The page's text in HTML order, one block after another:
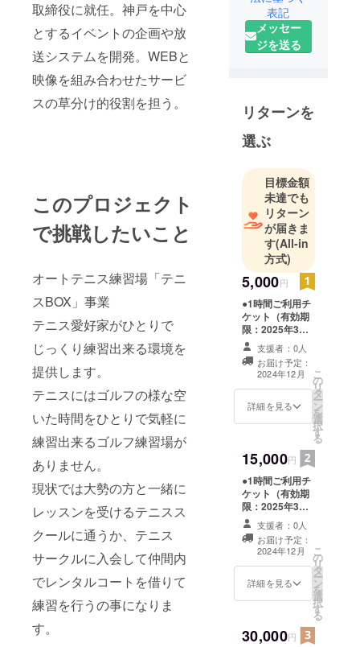
取締役に就任。神戸を中心
とするイベントの企画や放
送システムを開発。WEBと
映像を組み合わせたサービ
スの草分け的役割を担う。
このプロジェクト
で挑戦したいこと
オートテニス練習場「テニ
スBOX」事業
テニス愛好家がひとりで
じっくり練習出来る環境を
提供します。
テニスにはゴルフの様な空
いた時間をひとりで気軽に
練習出来るゴルフ練習場が
ありません。
現状では大勢の方と一緒に
レッスンを受けるテニスス
クールに通うか、テニス
サークルに入会して仲間内
でレンタルコートを借りて
練習を行うの事になりま
す。
表記
メッセー
ジを送る
リターンを
選ぶ
目標金額
未達でも
リターン
が届きま
す(All-in
方式)
5,000円
●1時間ご利用チ
ケット（有効期
限：2025年3月
末まで）
支援者：0人
お届け予定：
2024年12月
詳細を見る
こ
の
リ
タ
ー
ン
を
選
択
す
る
15,000円
●1時間ご利用チ
ケット（有効期
限：2025年3月
末まで） ●オリ
ジナルTシャツ
支援者：0人
お届け予定：
2024年12月
詳細を見る
こ
の
リ
タ
ー
ン
を
選
択
す
る
30,000円